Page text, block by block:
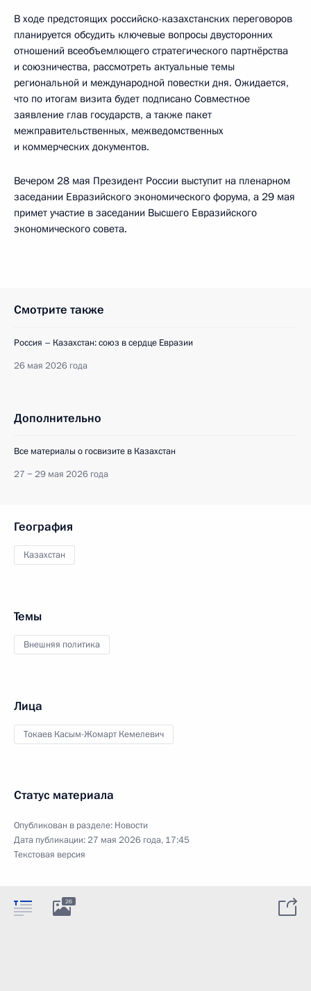
В ходе предстоящих российско-казахстанских переговоров
планируется обсудить ключевые вопросы двусторонних
отношений всеобъемлющего стратегического партнёрства
и союзничества, рассмотреть актуальные темы
региональной и международной повестки дня. Ожидается,
что по итогам визита будет подписано Совместное
заявление глав государств, а также пакет
межправительственных, межведомственных
и коммерческих документов.
Вечером 28 мая Президент России выступит на пленарном
заседании Евразийского экономического форума, а 29 мая
примет участие в заседании Высшего Евразийского
экономического совета.
Смотрите также
Россия – Казахстан: союз в сердце Евразии
26 мая 2026 года
Дополнительно
Все материалы о госвизите в Казахстан
27 − 29 мая 2026 года
География
Казахстан
Темы
Внешняя политика
Лица
Токаев Касым-Жомарт Кемелевич
Статус материала
Опубликован в разделе: Новости
Дата публикации:27 мая 2026 года, 17:45
Текстовая версия
26